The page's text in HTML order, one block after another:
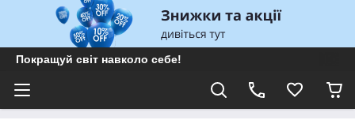
Покращуй світ навколо себе!